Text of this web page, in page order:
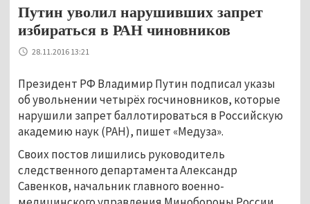
Путин уволил нарушивших запрет
избираться в РАН чиновников
28.11.2016 13:21
Президент РФ Владимир Путин подписал указы
об увольнении четырёх госчиновников, которые
нарушили запрет баллотироваться в Российскую
академию наук (РАН), пишет «Медуза».
Своих постов лишились руководитель
следственного департамента Александр
Савенков, начальник главного военно-